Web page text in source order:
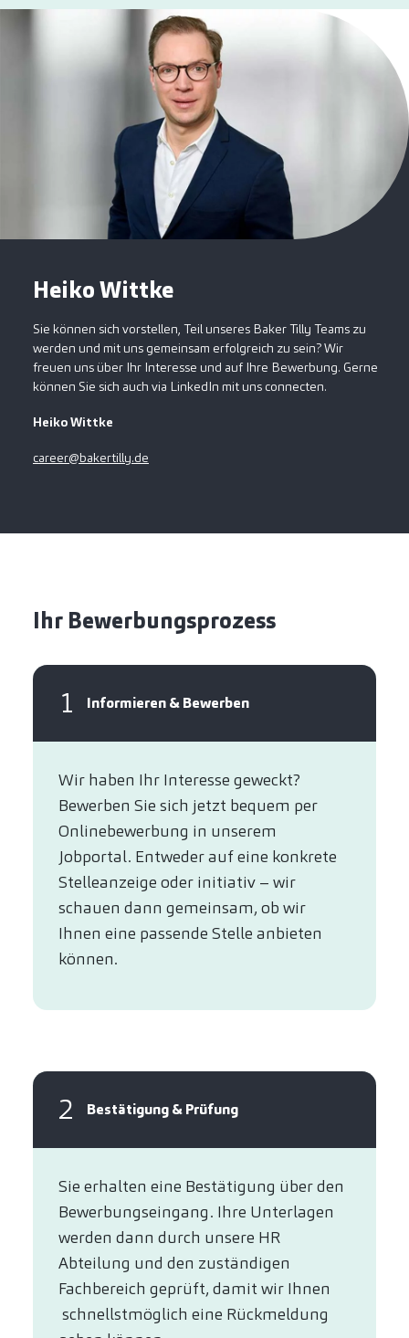
Heiko Wittke
Sie können sich vorstellen, Teil unseres Baker Tilly Teams zu
werden und mit uns gemeinsam erfolgreich zu sein? Wir
freuen uns über Ihr Interesse und auf Ihre Bewerbung. Gerne
können Sie sich auch via LinkedIn mit uns connecten.
Heiko Wittke
career@bakertilly.de
Ihr Bewerbungsprozess
1 Informieren & Bewerben
Wir haben Ihr Interesse geweckt?​
Bewerben Sie sich jetzt bequem per
Online­bewerbung in unserem
Jobportal. Entweder auf eine konkrete
Stelleanzeige oder initiativ – wir
schauen dann gemeinsam, ob wir
Ihnen eine passende Stelle anbieten
können.​
2 Bestätigung & Prüfung
Sie erhalten eine Bestätigung über den
Bewerbungseingang. Ihre Unterlagen
werden dann durch unsere HR
Abteilung und den zuständigen
Fachbereich geprüft, damit wir Ihnen
schnellstmöglich eine Rückmeldung